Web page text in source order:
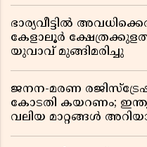
ഭാര്യവീട്ടിൽ
കേളാലൂർ
യുവാവ് മുങ്ങിമരിച്ചു
ജനന-മരണ
കോടതി കയറണം;
വലിയ മാറ്റങ്ങൾ